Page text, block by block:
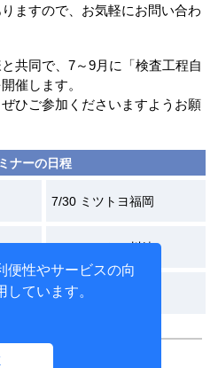
便性やサービスの向
しています。
ますので、お気軽にお問い合わ
共同で、7～9月に「検査工程自
催します。
ひご参加くださいますようお願
ナーの日程
7/30 ミツトヨ福岡
8/26 ミツトヨ川崎